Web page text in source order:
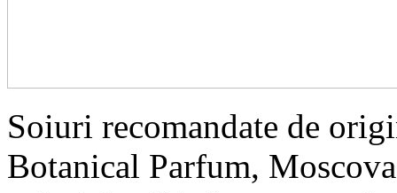
Soiuri recomandate de
Botanical Parfum,